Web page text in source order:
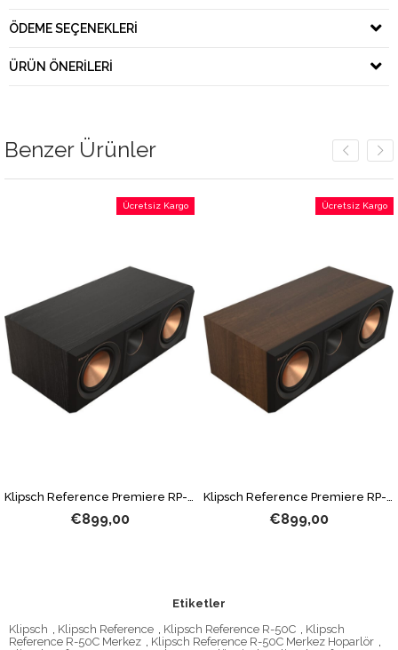
ÖDEME SEÇENEKLERI
ÜRÜN ÖNERILERI
Benzer Ürünler
Klipsch Reference Premiere RP-500C II Siyah Merkez Hoparlör
€899,00
Ücretsiz Kargo
Klipsch Reference Premiere RP-500C II Ceviz Merkez Hoparlör
€899,00
Ücretsiz Kargo
Etiketler
Klipsch , Klipsch Reference , Klipsch Reference R-50C , Klipsch
Reference R-50C Merkez , Klipsch Reference R-50C Merkez Hoparlör ,